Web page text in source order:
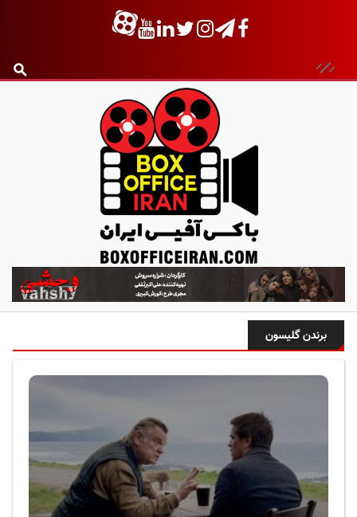
ب
ا
ک
آ
ا
ر
ا
ن
برندن گلیسون